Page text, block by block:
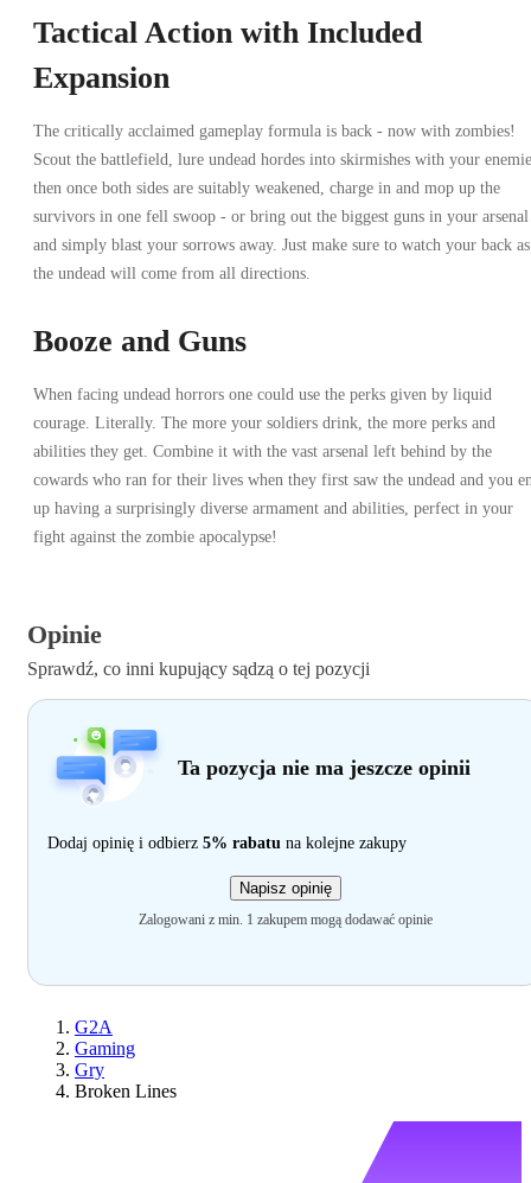
Tactical Action with Included
Expansion
The critically acclaimed gameplay formula is back - now with zombies!
Scout the battlefield, lure undead hordes into skirmishes with your
then once both sides are suitably weakened, charge in and mop up the
survivors in one fell swoop - or bring out the biggest guns in your arsenal
and simply blast your sorrows away. Just make sure to watch your back as
the undead will come from all directions.
Booze and Guns
When facing undead horrors one could use the perks given by liquid
courage. Literally. The more your soldiers drink, the more perks and
abilities they get. Combine it with the vast arsenal left behind by the
cowards who ran for their lives when they first saw the undead and you
up having a surprisingly diverse armament and abilities, perfect in your
fight against the zombie apocalypse!
Opinie
Sprawdź, co inni kupujący sądzą o tej pozycji
Ta pozycja nie ma jeszcze opinii
Dodaj opinię i odbierz 5% rabatu na kolejne zakupy
Napisz opinię
Zalogowani z min. 1 zakupem mogą dodawać opinie
G2A
Gaming
Gry
Broken Lines